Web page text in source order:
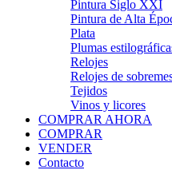
Pintura Siglo XXI
Pintura de Alta
Plata
Plumas
Relojes
Relojes de
Tejidos
Vinos y licores
COMPRAR AHORA
COMPRAR
VENDER
Contacto